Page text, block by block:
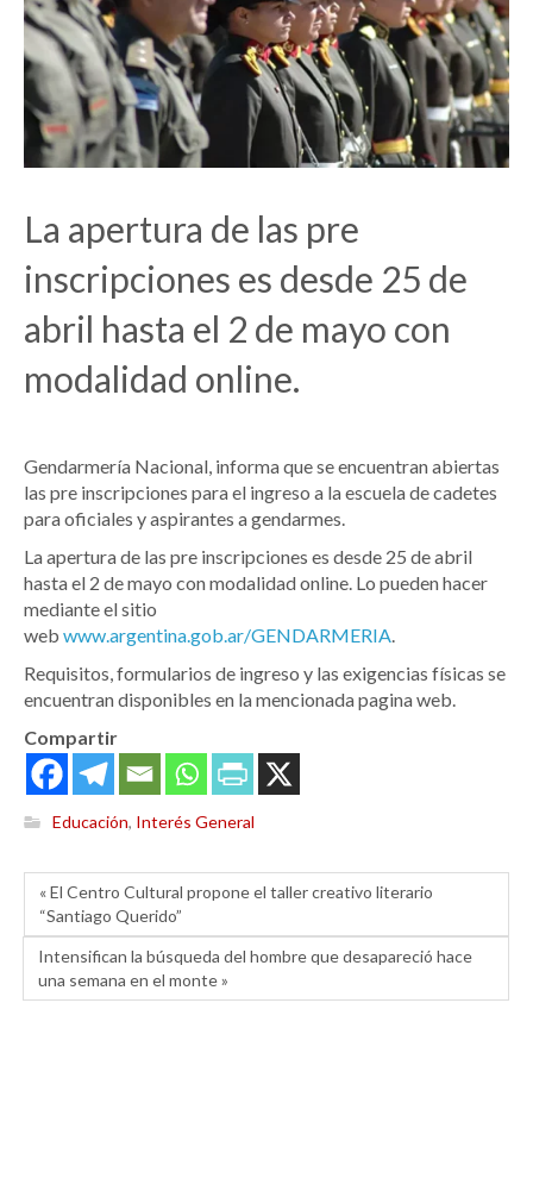
La apertura de las pre
inscripciones es desde 25 de
abril hasta el 2 de mayo con
modalidad online.
Gendarmería Nacional, informa que se encuentran abiertas
las pre inscripciones para el ingreso a la escuela de cadetes
para oficiales y aspirantes a gendarmes.
La apertura de las pre inscripciones es desde 25 de abril
hasta el 2 de mayo con modalidad online. Lo pueden hacer
mediante el sitio
web www.argentina.gob.ar/GENDARMERIA.
Requisitos, formularios de ingreso y las exigencias físicas se
encuentran disponibles en la mencionada pagina web.
Compartir
Educación, Interés General
« El Centro Cultural propone el taller creativo literario
“Santiago Querido”
Intensifican la búsqueda del hombre que desapareció hace
una semana en el monte »